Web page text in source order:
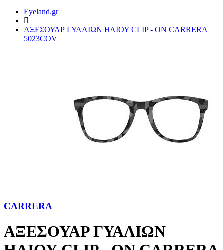
Eyeland.gr
ΑΞΕΣΟΥΑΡ ΓΥΑΛΙΩΝ ΗΛΙΟΥ CLIP - ON CARRERA
5023COV
CARRERA
ΑΞΕΣΟΥΑΡ ΓΥΑΛΙΩΝ